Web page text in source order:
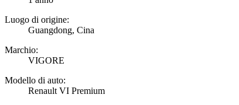
Luogo di origine:
Guangdong, Cina
Marchio:
VIGORE
Modello di auto:
Renault VI Premium